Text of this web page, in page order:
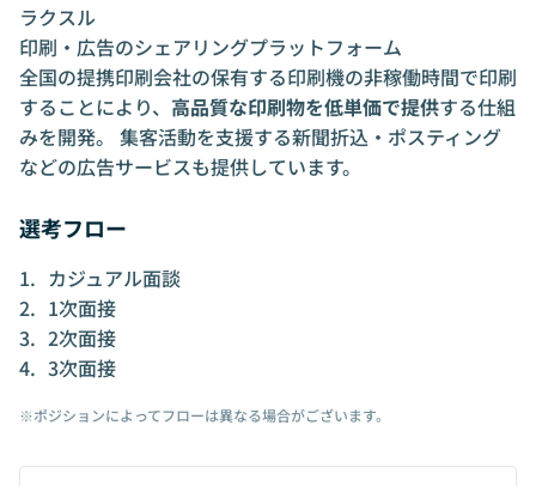
ラクスル
印刷・広告のシェアリングプラットフォーム
全国の提携印刷会社の保有する印刷機の非稼働時間で印刷
することにより、 高品質な印刷物を低単価で提供する仕組
みを開発。 集客活動を支援する新聞折込・ポスティング
などの広告サービスも提供しています。
選考フロー
カジュアル面談
1次面接
2次面接
3次面接
※ポジションによってフローは異なる場合がございます。